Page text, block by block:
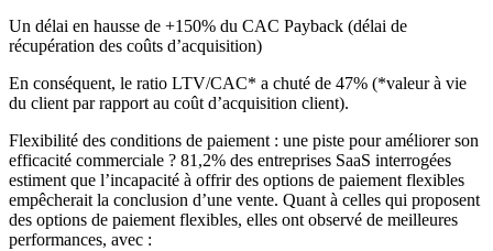
Un délai en hausse de +150% du CAC Payback (délai de
récupération des coûts d’acquisition)
En conséquent, le ratio LTV/CAC* a chuté de 47% (*valeur à vie
du client par rapport au coût d’acquisition client).
Flexibilité des conditions de paiement : une piste pour améliorer son
efficacité commerciale ? 81,2% des entreprises SaaS interrogées
estiment que l’incapacité à offrir des options de paiement flexibles
empêcherait la conclusion d’une vente. Quant à celles qui proposent
des options de paiement flexibles, elles ont observé de meilleures
performances, avec :